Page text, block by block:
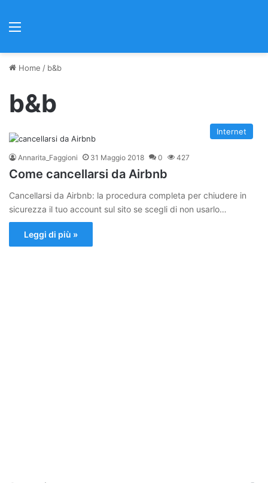
Home / b&b
b&b
Internet
Annarita_Faggioni 31 Maggio 2018 0 427
Come cancellarsi da Airbnb
Cancellarsi da Airbnb: la procedura completa per chiudere in
sicurezza il tuo account sul sito se scegli di non usarlo…
Leggi di più »